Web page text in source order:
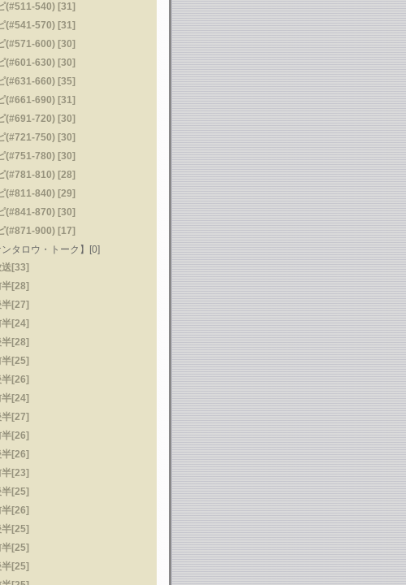
(#511-540) [31]
(#541-570) [31]
(#571-600) [30]
(#601-630) [30]
(#631-660) [35]
(#661-690) [31]
(#691-720) [30]
(#721-750) [30]
(#751-780) [30]
(#781-810) [28]
(#811-840) [29]
(#841-870) [30]
(#871-900) [17]
ンタロウ・トーク】[0]
[33]
[28]
[27]
[24]
[28]
[25]
[26]
[24]
[27]
[26]
[26]
[23]
[25]
[26]
[25]
[25]
[25]